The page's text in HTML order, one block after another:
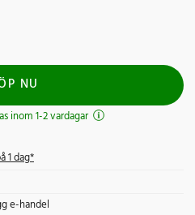
NU
inom 1-2 vardagar
1 dag*
e-handel